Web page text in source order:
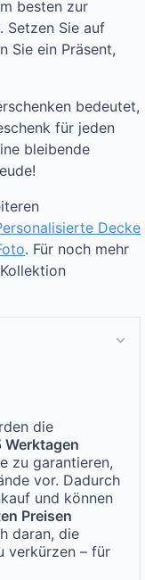
besten zur
Setzen Sie auf
Sie ein Präsent,
bedeutet,
für jeden
bleibende
Decke
. Für noch mehr
die
Werktagen
zu garantieren,
vor. Dadurch
und können
Preisen
daran, die
verkürzen – für